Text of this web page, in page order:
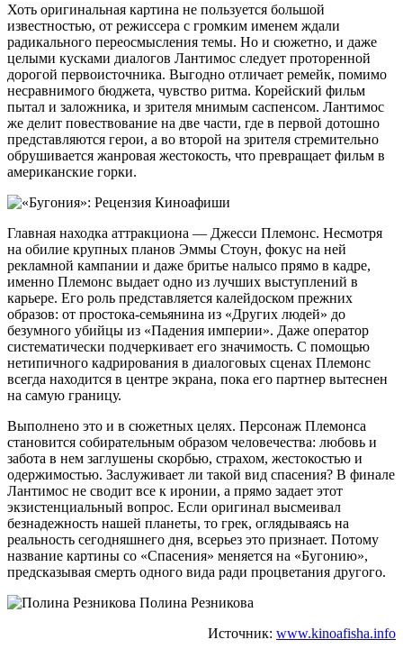
Хоть оригинальная картина не пользуется большой
известностью, от режиссера с громким именем ждали
радикального переосмысления темы. Но и сюжетно, и даже
целыми кусками диалогов Лантимос следует проторенной
дорогой первоисточника. Выгодно отличает ремейк, помимо
несравнимого бюджета, чувство ритма. Корейский фильм
пытал и заложника, и зрителя мнимым саспенсом. Лантимос
же делит повествование на две части, где в первой дотошно
представляются герои, а во второй на зрителя стремительно
обрушивается жанровая жестокость, что превращает фильм в
американские горки.
Главная находка аттракциона — Джесси Племонс. Несмотря
на обилие крупных планов Эммы Стоун, фокус на ней
рекламной кампании и даже бритье налысо прямо в кадре,
именно Племонс выдает одно из лучших выступлений в
карьере. Его роль представляется калейдоском прежних
образов: от простока-семьянина из «Других людей» до
безумного убийцы из «Падения империи». Даже оператор
систематически подчеркивает его значимость. С помощью
нетипичного кадрирования в диалоговых сценах Племонс
всегда находится в центре экрана, пока его партнер вытеснен
на самую границу.
Выполнено это и в сюжетных целях. Персонаж Племонса
становится собирательным образом человечества: любовь и
забота в нем заглушены скорбью, страхом, жестокостью и
одержимостью. Заслуживает ли такой вид спасения? В финале
Лантимос не сводит все к иронии, а прямо задает этот
экзистенциальный вопрос. Если оригинал высмеивал
безнадежность нашей планеты, то грек, оглядываясь на
реальность сегодняшнего дня, всерьез это признает. Потому
название картины со «Спасения» меняется на «Бугонию»,
предсказывая смерть одного вида ради процветания другого.
Полина Резникова
Источник: www.kinoafisha.info